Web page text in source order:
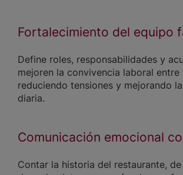
Fortalecimiento del equipo
Define roles, responsabilidades y
mejoren la convivencia laboral entre
reduciendo tensiones y mejorando
diaria.
Comunicación emocional
Contar la historia del restaurante,